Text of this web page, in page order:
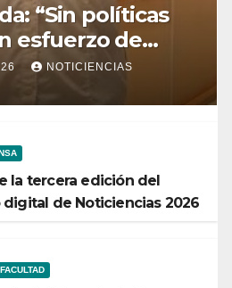
“Sin políticas
esfuerzo de
frutos”
NOTICIENCIAS
la tercera edición del
de Noticiencias 2026